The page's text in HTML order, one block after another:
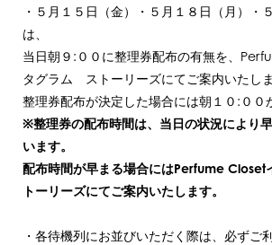
・５月１５日（金）・５月１８日（月）・
は、
当日朝９:００に整理券配布の有無を、
タグラム ストーリーズにてご案内いたしま
整理券配布が決定した場合には朝１０:００
※整理券の配布時間は、当日の状況により
います。
配布時間が早まる場合にはPerfume
トーリーズにてご案内いたします。
・各待機列にお並びいただく際は、必ずご